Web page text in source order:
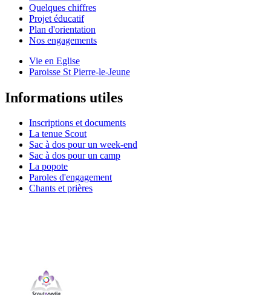
Quelques chiffres
Projet éducatif
Plan d'orientation
Nos engagements
Vie en Eglise
Paroisse St Pierre-le-Jeune
Informations utiles
Inscriptions et documents
La tenue Scout
Sac à dos pour un week-end
Sac à dos pour un camp
La popote
Paroles d'engagement
Chants et prières